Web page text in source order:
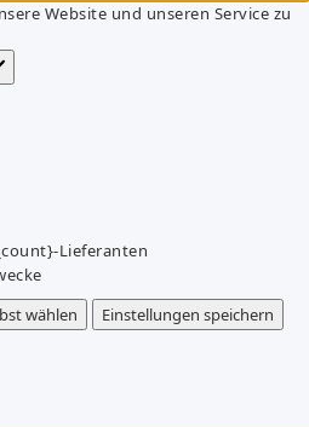
Website und unseren Service zu
Lieferanten
wählen
Einstellungen speichern